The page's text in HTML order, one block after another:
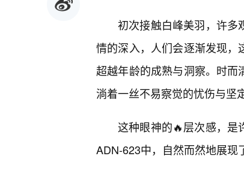
初次接触白峰美羽，许多
情的深入，人们会逐渐发现
超越年龄的成熟与洞察。时
淌着一丝不易察觉的忧伤与坚
这种眼神的🔥层次感，是
ADN-623中，自然而然地展现